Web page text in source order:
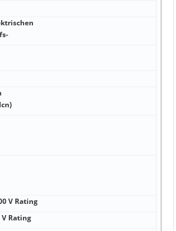
V Rating
V Rating